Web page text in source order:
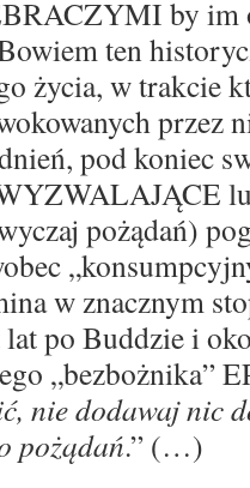
by im
ten
życia, w trakcie
przez
pod koniec
pożądań)
w znacznym
po Buddzie i
„bezbożnika”
, nie dodawaj nic
pożądań.” (…)